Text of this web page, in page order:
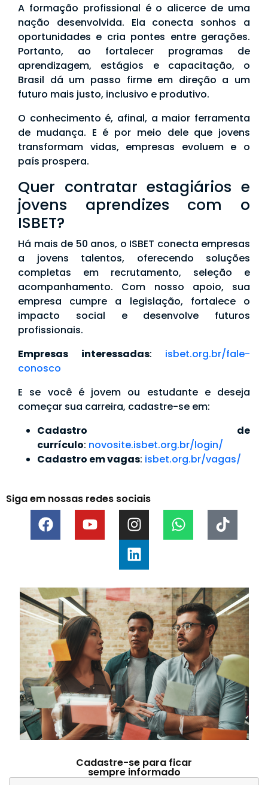
A formação profissional é o alicerce de uma
nação desenvolvida. Ela conecta sonhos a
oportunidades e cria pontes entre gerações.
Portanto, ao fortalecer programas de
aprendizagem, estágios e capacitação, o
Brasil dá um passo firme em direção a um
futuro mais justo, inclusivo e produtivo.
O conhecimento é, afinal, a maior ferramenta
de mudança. E é por meio dele que jovens
transformam vidas, empresas evoluem e o
país prospera.
Quer contratar estagiários e
jovens aprendizes com o
ISBET?
Há mais de 50 anos, o ISBET conecta empresas
a jovens talentos, oferecendo soluções
completas em recrutamento, seleção e
acompanhamento. Com nosso apoio, sua
empresa cumpre a legislação, fortalece o
impacto social e desenvolve futuros
profissionais.
Empresas interessadas: isbet.org.br/fale-
conosco
E se você é jovem ou estudante e deseja
começar sua carreira, cadastre-se em:
Cadastro de
currículo: novosite.isbet.org.br/login/
Cadastro em vagas: isbet.org.br/vagas/
Siga em nossas redes sociais
Cadastre-se para ficar
sempre informado